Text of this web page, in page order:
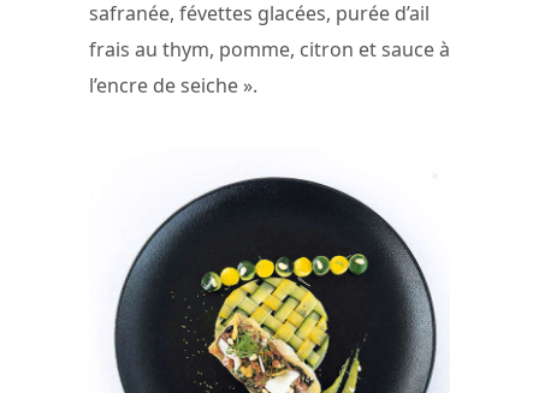
safranée, févettes glacées, purée d’ail
frais au thym, pomme, citron et sauce à
l’encre de seiche ».